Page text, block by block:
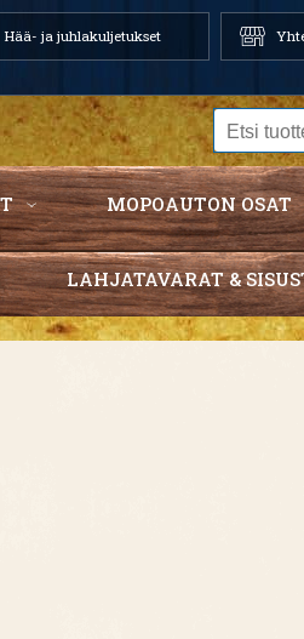
Hää- ja juhlakuljetukset
MOPOAUTON OSAT
LAHJATAVARAT &